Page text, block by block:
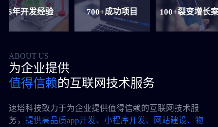
发经验 700+成功项目 100+裂变增长案例
ABOUT US
为企业提供
值得信赖的互联网技术服务
速塔科技致力于为企业提供值得信赖的互联网技术服
务， 提供高品质app开发、小程序开发、网站建设、物